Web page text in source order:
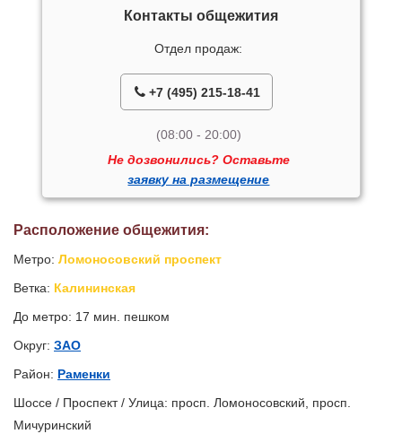
Контакты общежития
Отдел продаж:
+7 (495) 215-18-41
(08:00 - 20:00)
Не дозвонились? Оставьте
заявку на размещение
Расположение общежития:
Метро: Ломоносовский проспект
Ветка: Калининская
До метро: 17 мин. пешком
Округ: ЗАО
Район: Раменки
Шоссе / Проспект / Улица: просп. Ломоносовский, просп.
Мичуринский